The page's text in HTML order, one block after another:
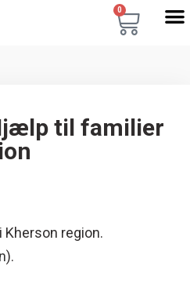
0
til familier
region.
).